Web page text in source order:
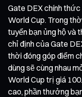
Gate DEX chính thức
World Cup. Trong
tuyển bạn ủng hộ và
chỉ định của Gate
thời đóng góp điểm
dùng sẽ cùng nhau
World Cup trị giá
cao, phần thưởng